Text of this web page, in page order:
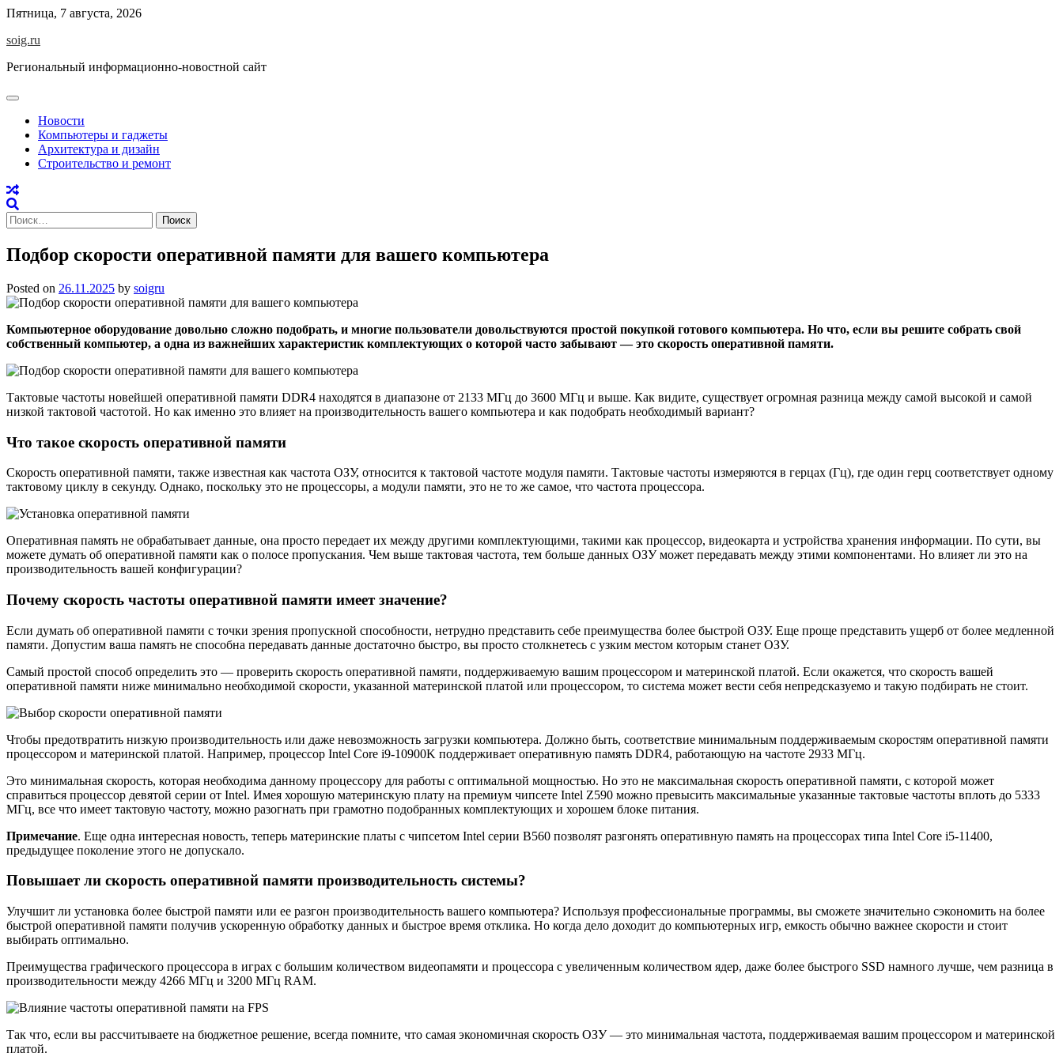
Skip
content
Пятница, 7 августа, 2026
soig.ru
Региональный информационно-новостной сайт
Новости
Компьютеры и гаджеты
Архитектура и дизайн
Строительство и ремонт
Найти:
Подбор скорости оперативной памяти для вашего компьютера
Posted on 26.11.2025 by soigru
Компьютерное оборудование довольно сложно подобрать, и многие пользователи довольствуются простой покупкой готового компьютера. Но что, если вы решите собрать свой
собственный компьютер, а одна из важнейших характеристик комплектующих о которой часто забывают — это скорость оперативной памяти.
Тактовые частоты новейшей оперативной памяти DDR4 находятся в диапазоне от 2133 МГц до 3600 МГц и выше. Как видите, существует огромная разница между самой высокой и самой
низкой тактовой частотой. Но как именно это влияет на производительность вашего компьютера и как подобрать необходимый вариант?
Что такое скорость оперативной памяти
Скорость оперативной памяти, также известная как частота ОЗУ, относится к тактовой частоте модуля памяти. Тактовые частоты измеряются в герцах (Гц), где один герц соответствует одному
тактовому циклу в секунду. Однако, поскольку это не процессоры, а модули памяти, это не то же самое, что частота процессора.
Оперативная память не обрабатывает данные, она просто передает их между другими комплектующими, такими как процессор, видеокарта и устройства хранения информации. По сути, вы
можете думать об оперативной памяти как о полосе пропускания. Чем выше тактовая частота, тем больше данных ОЗУ может передавать между этими компонентами. Но влияет ли это на
производительность вашей конфигурации?
Почему скорость частоты оперативной памяти имеет значение?
Если думать об оперативной памяти с точки зрения пропускной способности, нетрудно представить себе преимущества более быстрой ОЗУ. Еще проще представить ущерб от более медленной
памяти. Допустим ваша память не способна передавать данные достаточно быстро, вы просто столкнетесь с узким местом которым станет ОЗУ.
Самый простой способ определить это — проверить скорость оперативной памяти, поддерживаемую вашим процессором и материнской платой. Если окажется, что скорость вашей
оперативной памяти ниже минимально необходимой скорости, указанной материнской платой или процессором, то система может вести себя непредсказуемо и такую подбирать не стоит.
Чтобы предотвратить низкую производительность или даже невозможность загрузки компьютера. Должно быть, соответствие минимальным поддерживаемым скоростям оперативной памяти
процессором и материнской платой. Например, процессор Intel Core i9-10900K поддерживает оперативную память DDR4, работающую на частоте 2933 МГц.
Это минимальная скорость, которая необходима данному процессору для работы с оптимальной мощностью. Но это не максимальная скорость оперативной памяти, с которой может
справиться процессор девятой серии от Intel. Имея хорошую материнскую плату на премиум чипсете Intel Z590 можно превысить максимальные указанные тактовые частоты вплоть до 5333
МГц, все что имеет тактовую частоту, можно разогнать при грамотно подобранных комплектующих и хорошем блоке питания.
Примечание. Еще одна интересная новость, теперь материнские платы с чипсетом Intel серии B560 позволят разгонять оперативную память на процессорах типа Intel Core i5-11400,
предыдущее поколение этого не допускало.
Повышает ли скорость оперативной памяти производительность системы?
Улучшит ли установка более быстрой памяти или ее разгон производительность вашего компьютера? Используя профессиональные программы, вы сможете значительно сэкономить на более
быстрой оперативной памяти получив ускоренную обработку данных и быстрое время отклика. Но когда дело доходит до компьютерных игр, емкость обычно важнее скорости и стоит
выбирать оптимально.
Преимущества графического процессора в играх с большим количеством видеопамяти и процессора с увеличенным количеством ядер, даже более быстрого SSD намного лучше, чем разница в
производительности между 4266 МГц и 3200 МГц RAM.
Так что, если вы рассчитываете на бюджетное решение, всегда помните, что самая экономичная скорость ОЗУ — это минимальная частота, поддерживаемая вашим процессором и материнской
платой.